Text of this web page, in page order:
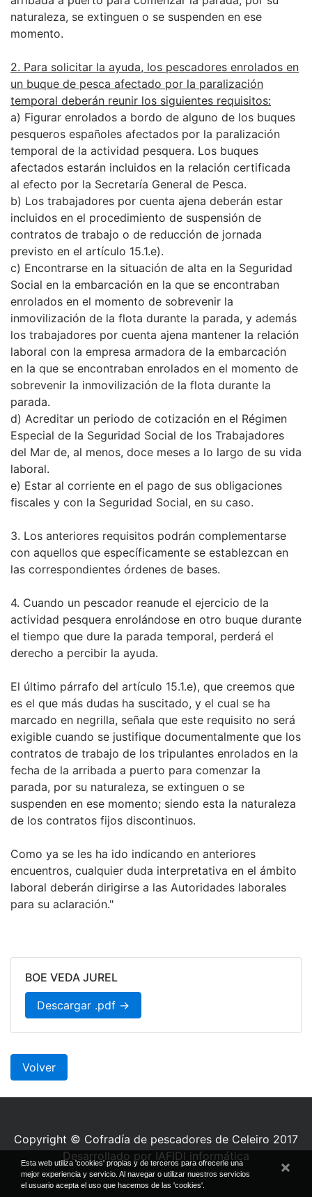
Esta web utiliza 'cookies' propias y de terceros para ofrecerle una
mejor experiencia y servicio. Al navegar o utilizar nuestros servicios
el usuario acepta el uso que hacemos de las 'cookies'.
naturaleza, se extinguen o se suspenden en ese
momento.
2. Para solicitar la ayuda, los pescadores enrolados en
un buque de pesca afectado por la paralización
temporal deberán reunir los siguientes requisitos:
a) Figurar enrolados a bordo de alguno de los buques
pesqueros españoles afectados por la paralización
temporal de la actividad pesquera. Los buques
afectados estarán incluidos en la relación certificada
al efecto por la Secretaría General de Pesca.
b) Los trabajadores por cuenta ajena deberán estar
incluidos en el procedimiento de suspensión de
contratos de trabajo o de reducción de jornada
previsto en el artículo 15.1.e).
c) Encontrarse en la situación de alta en la Seguridad
Social en la embarcación en la que se encontraban
enrolados en el momento de sobrevenir la
inmovilización de la flota durante la parada, y además
los trabajadores por cuenta ajena mantener la relación
laboral con la empresa armadora de la embarcación
en la que se encontraban enrolados en el momento de
sobrevenir la inmovilización de la flota durante la
parada.
d) Acreditar un periodo de cotización en el Régimen
Especial de la Seguridad Social de los Trabajadores
del Mar de, al menos, doce meses a lo largo de su vida
laboral.
e) Estar al corriente en el pago de sus obligaciones
fiscales y con la Seguridad Social, en su caso.
3. Los anteriores requisitos podrán complementarse
con aquellos que específicamente se establezcan en
las correspondientes órdenes de bases.
4. Cuando un pescador reanude el ejercicio de la
actividad pesquera enrolándose en otro buque durante
el tiempo que dure la parada temporal, perderá el
derecho a percibir la ayuda.
El último párrafo del artículo 15.1.e), que creemos que
es el que más dudas ha suscitado, y el cual se ha
marcado en negrilla, señala que este requisito no será
exigible cuando se justifique documentalmente que los
contratos de trabajo de los tripulantes enrolados en la
fecha de la arribada a puerto para comenzar la
parada, por su naturaleza, se extinguen o se
suspenden en ese momento; siendo esta la naturaleza
de los contratos fijos discontinuos.
Como ya se les ha ido indicando en anteriores
encuentros, cualquier duda interpretativa en el ámbito
laboral deberán dirigirse a las Autoridades laborales
para su aclaración."
BOE VEDA JUREL
Descargar .pdf →
Volver
Copyright © Cofradía de pescadores de Celeiro 2017
Desarrollado por IAFIDI informática